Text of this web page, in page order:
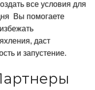
все условия для
Вы помогаете
даст
и запустение.